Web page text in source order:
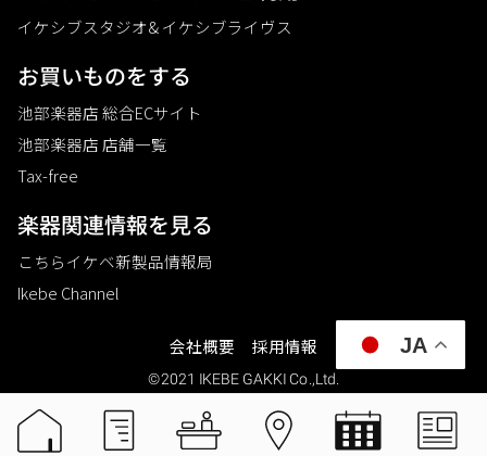
イケシブスタジオ& イケシブライヴス
お買いものをする
池部楽器店 総合ECサイト
池部楽器店 店舗一覧
Tax-free
楽器関連情報を見る
こちらイケベ新製品情報局
Ikebe Channel
会社概要 採用情報
©2021 IKEBE GAKKI Co.,Ltd.
JA